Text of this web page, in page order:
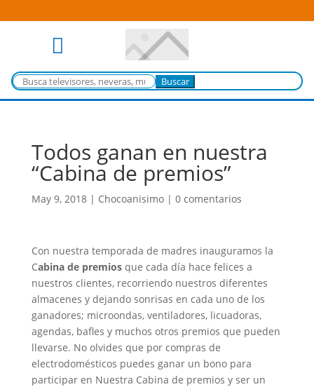

Buscar:
Todos ganan en nuestra
“Cabina de premios”
May 9, 2018| Chocoanisimo| 0 comentarios
Con nuestra temporada de madres inauguramos la
Cabina de premiosque cada día hace felices a
nuestros clientes, recorriendo nuestros diferentes
almacenes y dejando sonrisas en cada uno de los
ganadores; microondas, ventiladores, licuadoras,
agendas, bafles y muchos otros premios que pueden
llevarse. No olvides que por compras de
electrodomésticos puedes ganar un bono para
participar en Nuestra Cabina de premios y ser un